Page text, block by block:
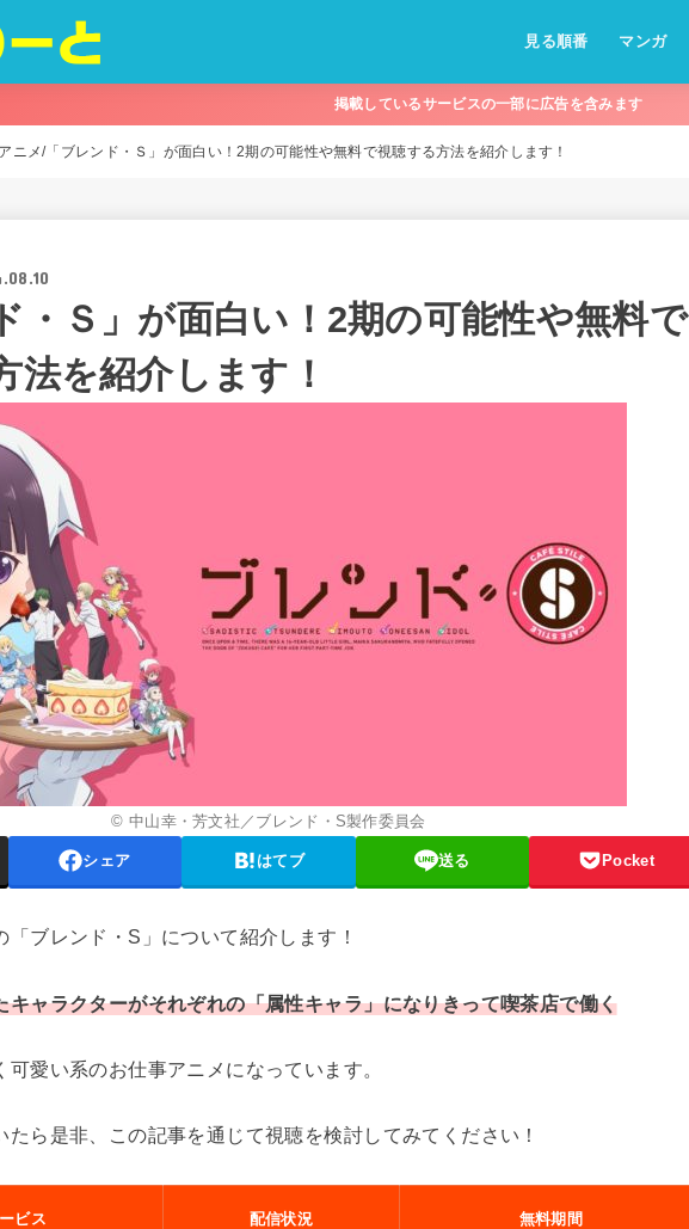
見る順番 マンガ
掲載しているサービスの一部に広告を含みます
ニメ 「ブレンド・Ｓ」が面白い！2期の可能性や無料で視聴する方法を紹介します！
・Ｓ」が面白い！2期の可能性や無料で
法を紹介します！
© 中山幸・芳文社／ブレンド・S製作委員会
シェア はてブ 送る Pocket
「ブレンド・S」について紹介します！
キャラクターがそれぞれの「属性キャラ」になりきって喫茶店で働く
愛い系のお仕事アニメになっています。
たら是非、この記事を通じて視聴を検討してみてください！
ビス 配信状況 無料期間